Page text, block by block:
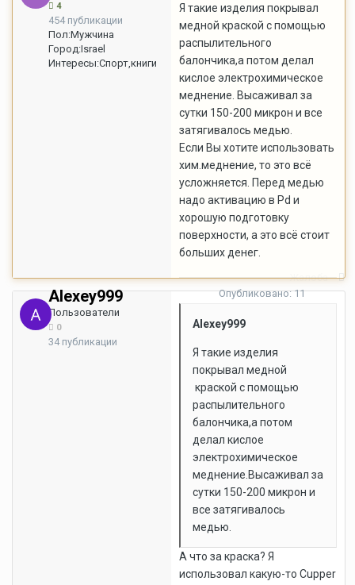
4
454 публикации
Пол:Мужчина
Город:Israel
Интересы:Спорт,книги
Я такие изделия покрывал
медной краской с помощью
распылительного
балончика,а потом делал
кислое электрохимическое
меднение. Высаживал за
сутки 150-200 микрон и все
затягивалось медью.
Если Вы хотите использовать
хим.меднение, то это всё
усложняется. Перед медью
надо активацию в Pd и
хорошую подготовку
поверхности, а это всё стоит
больших денег.
Alexey999
Пользователи
0
34 публикации
Жалоба
Опубликовано:11
Alexey999
Я такие изделия
покрывал медной
краской с помощью
распылительного
балончика,а потом
делал кислое
электрохимическое
меднение.Высаживал за
сутки 150-200 микрон и
все затягивалось
медью.
А что за краска? Я
использовал какую-то Cupper